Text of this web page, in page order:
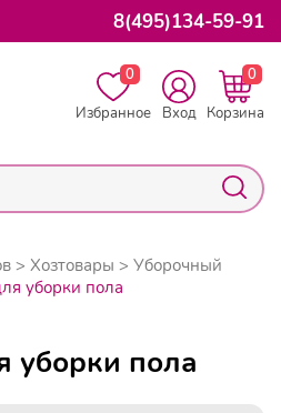
8(495)134-59-91
0
Избранное
Вход
0
Корзина
Хозтовары
Уборочный
уборки пола
уборки пола